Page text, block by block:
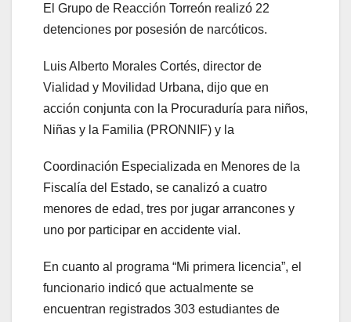
El Grupo de Reacción Torreón realizó 22
detenciones por posesión de narcóticos.
Luis Alberto Morales Cortés, director de
Vialidad y Movilidad Urbana, dijo que en
acción conjunta con la Procuraduría para niños,
Niñas y la Familia (PRONNIF) y la
Coordinación Especializada en Menores de la
Fiscalía del Estado, se canalizó a cuatro
menores de edad, tres por jugar arrancones y
uno por participar en accidente vial.
En cuanto al programa “Mi primera licencia”, el
funcionario indicó que actualmente se
encuentran registrados 303 estudiantes de